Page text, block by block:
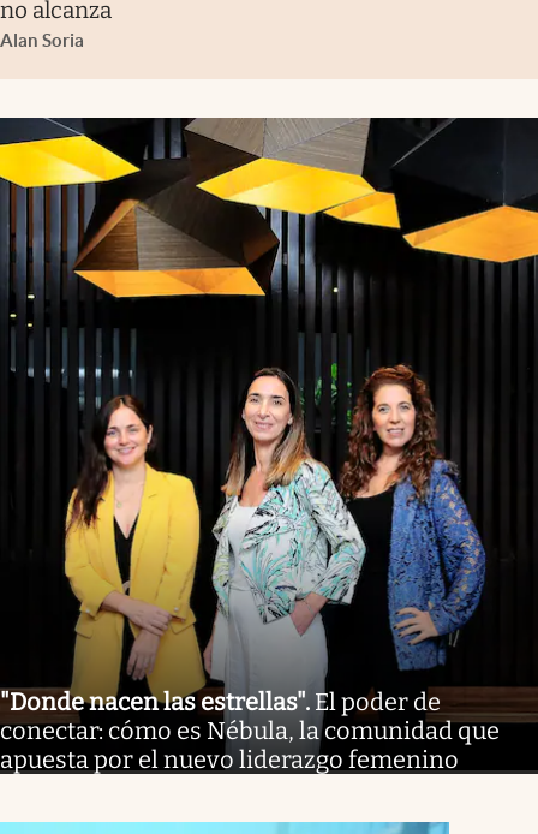
no alcanza
Alan Soria
"Donde nacen las estrellas". El poder de
conectar: cómo es Nébula, la comunidad que
apuesta por el nuevo liderazgo femenino